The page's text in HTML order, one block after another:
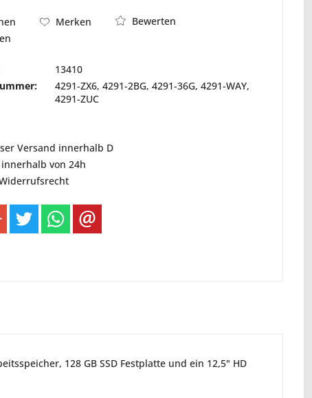
Merken
Bewerten
13410
4291-ZX6, 4291-2BG, 4291-36G, 4291-WAY,
4291-ZUC
Versand innerhalb D
von 24h
128 GB SSD Festplatte und ein 12,5" HD